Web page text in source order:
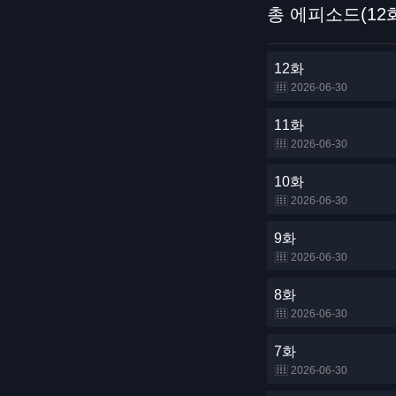
총 에피소드(12
12화
2026-06-30
11화
2026-06-30
10화
2026-06-30
9화
2026-06-30
8화
2026-06-30
7화
2026-06-30